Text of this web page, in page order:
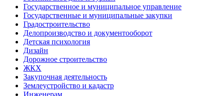
Государственное и муниципальное управление
Государственные и муниципальные закупки
Градостроительство
Делопроизводство и документооборот
Детская психология
Дизайн
Дорожное строительство
ЖКХ
Закупочная деятельность
Землеустройство и кадастр
Инженерам